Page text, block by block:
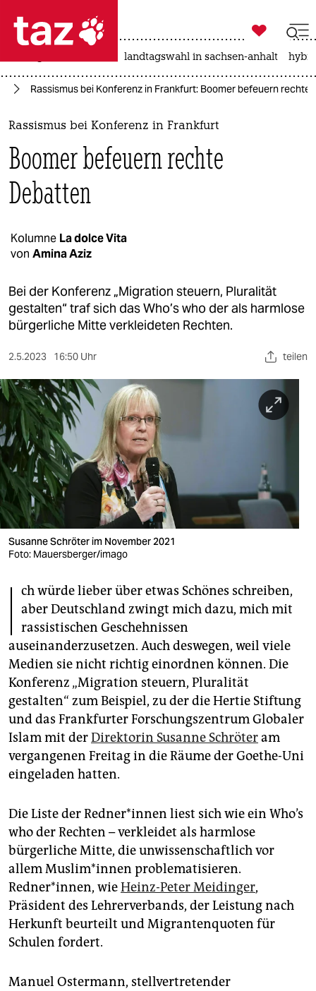
 taz zahl ich
taz zahl ich
themen
politik
öko
kultur
sport
berlin
nord
wahrheit
verlag
verlag
veranstaltungen
shop
fragen & hilfe
unterstützen
genossenschaft
epaper login

taz zahl ich
landtagswahl in sachsen-anhalt
Rassismus bei Konferenz in Frankfurt: Boomer befeuern rechte
Rassismus bei Konferenz in Frankfurt
Boomer befeuern rechte
Debatten
Kolumne La dolce Vita
von Amina Aziz
Bei der Konferenz „Migration steuern, Pluralität
gestalten“ traf sich das Who’s who der als harmlose
bürgerliche Mitte verkleideten Rechten.
2.5.2023 16:50 Uhr teilen
Susanne Schröter im November 2021
Foto: Mauersberger/imago
I ch würde lieber über etwas Schönes schreiben,
aber Deutschland zwingt mich dazu, mich mit
rassistischen Geschehnissen
auseinanderzusetzen. Auch deswegen, weil viele
Medien sie nicht richtig einordnen können. Die
Konferenz „Migration steuern, Pluralität
gestalten“ zum Beispiel, zu der die Hertie Stiftung
und das Frankfurter Forschungszentrum Globaler
Islam mit derDirektorin Susanne Schröteram
vergangenen Freitag in die Räume der Goethe-Uni
eingeladen hatten.
Die Liste der Red­ne­r*in­nen liest sich wie ein Who’s
who der Rechten – verkleidet als harmlose
bürgerliche Mitte, die unwissenschaftlich vor
allem Mus­li­m*in­nen problematisieren.
Redner*innen, wieHeinz-Peter Meidinger,
Präsident des Lehrerverbands, der Leistung nach
Herkunft beurteilt und Migrantenquoten für
Schulen fordert.
Manuel Ostermann, stellvertretender